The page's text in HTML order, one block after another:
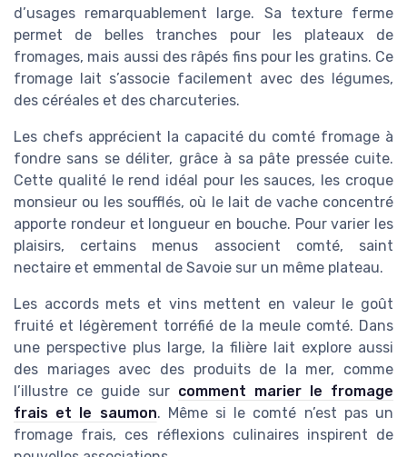
d’usages remarquablement large. Sa texture ferme
permet de belles tranches pour les plateaux de
fromages, mais aussi des râpés fins pour les gratins. Ce
fromage lait s’associe facilement avec des légumes,
des céréales et des charcuteries.
Les chefs apprécient la capacité du comté fromage à
fondre sans se déliter, grâce à sa pâte pressée cuite.
Cette qualité le rend idéal pour les sauces, les croque
monsieur ou les soufflés, où le lait de vache concentré
apporte rondeur et longueur en bouche. Pour varier les
plaisirs, certains menus associent comté, saint
nectaire et emmental de Savoie sur un même plateau.
Les accords mets et vins mettent en valeur le goût
fruité et légèrement torréfié de la meule comté. Dans
une perspective plus large, la filière lait explore aussi
des mariages avec des produits de la mer, comme
l’illustre ce guide sur comment marier le fromage
frais et le saumon. Même si le comté n’est pas un
fromage frais, ces réflexions culinaires inspirent de